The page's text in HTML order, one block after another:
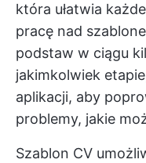
która ułatwia
pracę nad
podstaw w ciągu
jakimkolwiek
aplikacji, aby
problemy, jakie
Szablon CV